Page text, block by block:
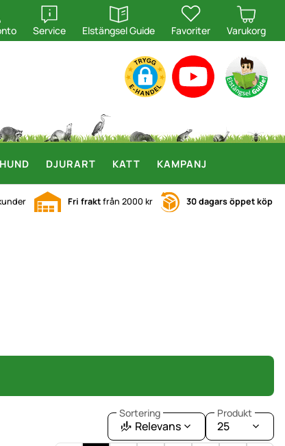
Service
öppna
Elstängsel Guide
öppna
Favoriter Varukorg
HUND DJURART KATT KAMPANJ
Fri fraktfrån 2000 kr 30 dagars öppet köp
Sortering
Relevans
Produkt
25